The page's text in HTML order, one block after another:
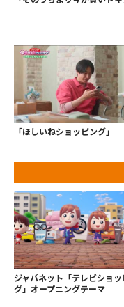
「ほしいねショッピング」
ジャパネット「テレビショ
グ」オープニングテーマ